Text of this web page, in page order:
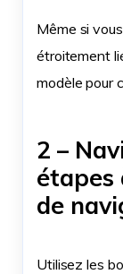
Même si
étroitement
modèle pour
2 –
étapes
de
Utilisez les